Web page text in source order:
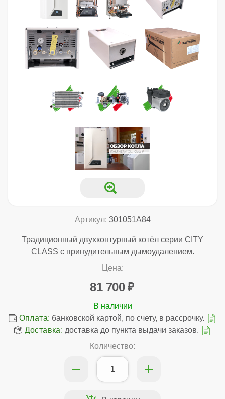
Артикул: 301051A84
Традиционный двухконтурный котёл серии CITY
CLASS с принудительным дымоудалением.
Цена:
81 700
Оплата: банковской картой, по счету, в рассрочку.
Доставка: доставка до пункта выдачи заказов.
Количество: